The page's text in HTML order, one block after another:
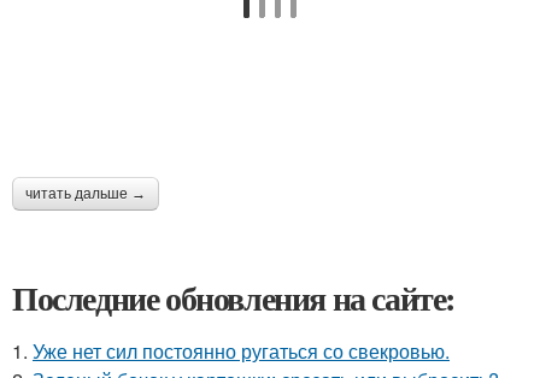
читать дальше →
Последние обновления на сайте:
1. Уже нет сил постоянно ругаться со свекровью.